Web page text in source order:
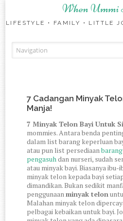
When Ummi
LIFESTYLE • FAMILY • LITTLE
7 Cadangan Minyak
Manja!
7 Minyak Telon Bayi Untuk
mommies. Antara benda
dalam list barang keperluan
atau pun list persediaan
pengasuhdan nurseri, sudah
atau minyak bayi. Biasanya ibu-
minyak telon kepada bayi
dimandikan. Bukan sedikit
penggunaanminyak telon
Malahan minyak telon
pelbagai kebaikan untuk bayi.